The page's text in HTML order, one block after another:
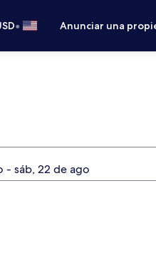
• Anunciar una